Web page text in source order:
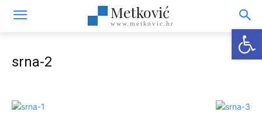
Metković
www.metkovic.hr
srna-2